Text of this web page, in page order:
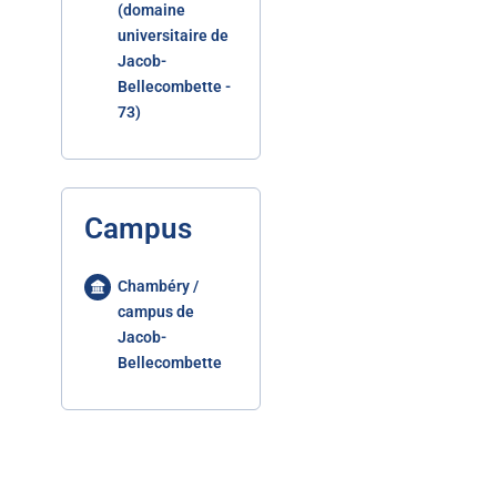
(domaine
universitaire de
Jacob-
Bellecombette -
73)
Campus
Chambéry /
campus de
Jacob-
Bellecombette